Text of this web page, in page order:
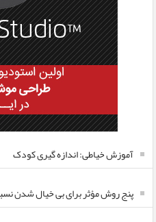
آموزش خیاطی: اندازه گیری کودک
پنج روش مؤثر برای بی خیال شدن